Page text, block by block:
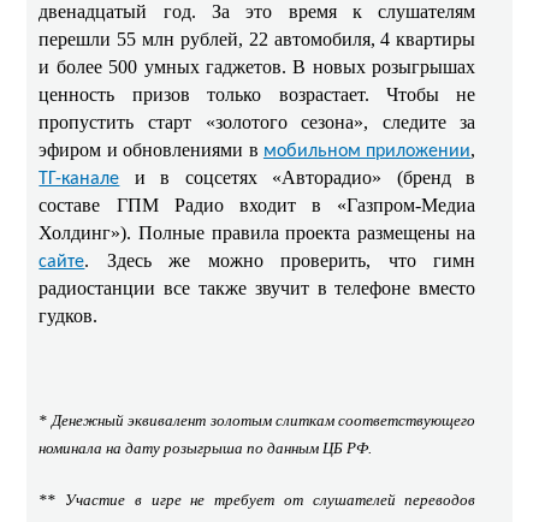
двенадцатый год. За это время к слушателям
перешли 55 млн рублей, 22 автомобиля, 4 квартиры
и более 500 умных гаджетов. В новых розыгрышах
ценность призов только возрастает. Чтобы не
пропустить старт «золотого сезона», следите за
эфиром и обновлениями в мобильном приложении,
ТГ-канале и в соцсетях «Авторадио» (бренд в
составе ГПМ Радио входит в «Газпром-Медиа
Холдинг»). Полные правила проекта размещены на
сайте. Здесь же можно проверить, что гимн
радиостанции все также звучит в телефоне вместо
гудков.
* Денежный эквивалент золотым слиткам соответствующего
номинала на дату розыгрыша по данным ЦБ РФ.
** Участие в игре не требует от слушателей переводов